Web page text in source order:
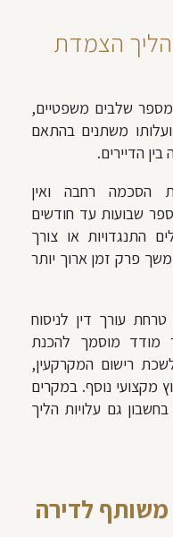
הצמדת
שלבים משפטיים,
ועלותו משתנים בהתאם
הדיירים.
הסכמה רחבה ואין
שבועות עד חודשים
התנגדויות או צורך
פרק זמן ארוך יותר
עורך דין לניסוח
מודד מוסמך להכנת
רישום המקרקעין,
מקצועי נוסף. במקרים
גם עלויות הליך
לדירה